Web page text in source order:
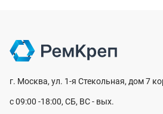
г. Москва, ул. 1-я Стекольная, дом 7
с 09:00 -18:00, СБ, ВС - вых.